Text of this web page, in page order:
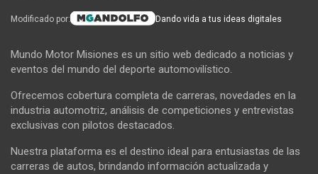
Modificado por: Dando vida a tus ideas digitales
Mundo Motor Misiones es un sitio web dedicado a noticias y
eventos del mundo del deporte automovilístico.
Ofrecemos cobertura completa de carreras, novedades en la
industria automotriz, análisis de competiciones y entrevistas
exclusivas con pilotos destacados.
Nuestra plataforma es el destino ideal para entusiastas de las
carreras de autos, brindando información actualizada y